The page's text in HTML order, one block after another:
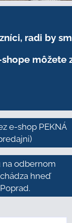
radi by
môžete
e-shop PEKNÁ
odbernom
hneď